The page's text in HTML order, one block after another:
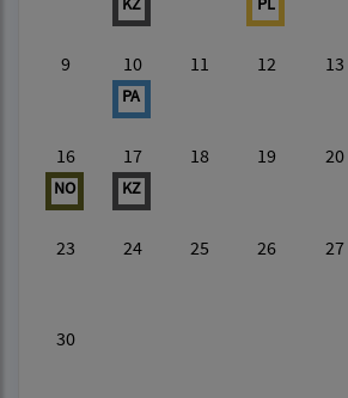
9 10
PA
11 12 13
16
NO
17
KZ
18 19 20
23 24 25 26 27
30